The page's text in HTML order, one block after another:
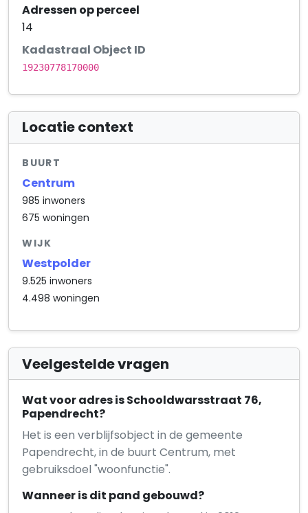
Adressen op perceel
14
Kadastraal Object ID
19230778170000
Locatie context
BUURT
Centrum
985 inwoners
675 woningen
WIJK
Westpolder
9.525 inwoners
4.498 woningen
Veelgestelde vragen
Wat voor adres is Schooldwarsstraat 76,
Papendrecht?
Het is een verblijfsobject in de gemeente
Papendrecht, in de buurt Centrum, met
gebruiksdoel "woonfunctie".
Wanneer is dit pand gebouwd?